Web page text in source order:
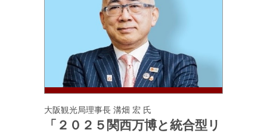
大阪観光局理事長 溝畑 宏 氏
「２０２５関西万博と統合型リ